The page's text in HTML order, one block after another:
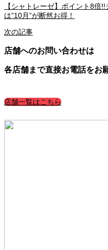
【シャトレーゼ】ポイント8倍
は”10月”が断然お得！
次の記事
店舗へのお問い合わせは
各店舗まで直接お電話をお
店舗一覧はこちら